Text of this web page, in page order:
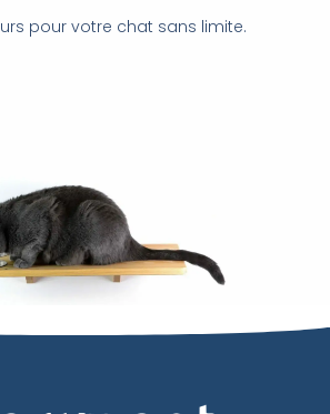
pour votre chat sans limite.